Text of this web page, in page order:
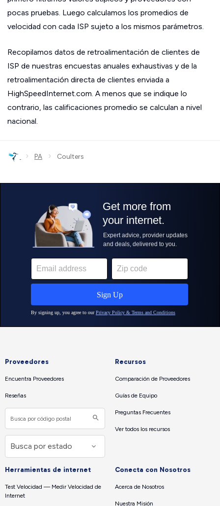
pocas pruebas. Luego calculamos los promedios de
velocidad con cada ISP sujeto a los mismos parámetros.
Recopilamos datos de retroalimentación de clientes de
ISP de nuestras encuestas anuales exhaustivas y de la
retroalimentación directa de clientes enviada a
HighSpeedInternet.com. A menos que se indique lo
contrario, las calificaciones promedio se calculan a nivel
nacional.
› PA › Coulters
Proveedores
Encuentra Proveedores
Reseñas
Recursos
Comparación de Proveedores
Guías de Equipo
Preguntas Frecuentes
Ver todos los recursos
Herramientas de internet
Test Velocidad — Medir Velocidad de
Internet
Conecta con Nosotros
Acerca de Nosotros
Nuestra Misión